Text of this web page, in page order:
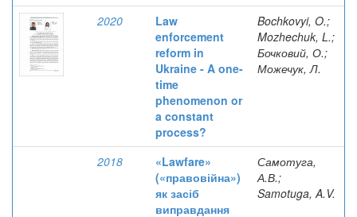
2020
Law
enforcement
reform in
Ukraine - A one-
time
phenomenon or
a constant
process?
Bochkovyi, O.;
Mozhechuk, L.;
Бочковий, О.;
Можечук, Л.
2018
«Lawfare»
(«правовійна»)
як засіб
виправдання
Самотуга,
А.В.;
Samotuga, A.V.